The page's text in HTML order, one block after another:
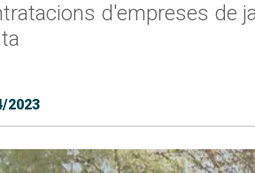
d'empreses de
2023